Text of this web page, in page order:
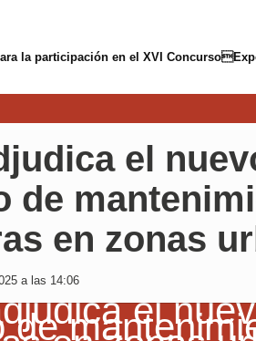
la participación en el XVI
el
de
en zonas
a las 14:06